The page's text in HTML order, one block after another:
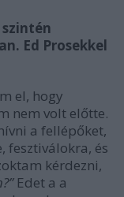
Ed Prosekkel
el, hogy
nem volt előtte.
a fellépőket,
fesztiválokra, és
kérdezni,
Edet a a